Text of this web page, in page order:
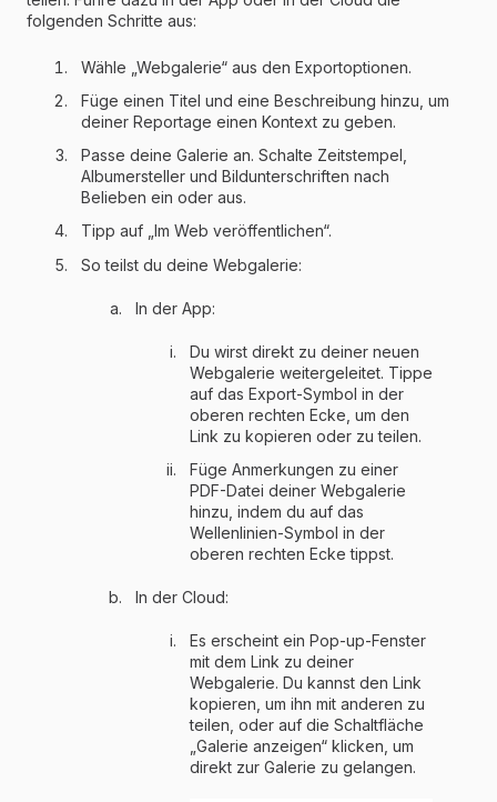
folgenden Schritte aus:
Wähle „Webgalerie“ aus den Exportoptionen.
Füge einen Titel und eine Beschreibung hinzu, um
deiner Reportage einen Kontext zu geben.
Passe deine Galerie an. Schalte Zeitstempel,
Albumersteller und Bildunterschriften nach
Belieben ein oder aus.
Tipp auf „Im Web veröffentlichen“.
So teilst du deine Webgalerie:
In der App:
Du wirst direkt zu deiner neuen
Webgalerie weitergeleitet. Tippe
auf das Export-Symbol in der
oberen rechten Ecke, um den
Link zu kopieren oder zu teilen.
Füge Anmerkungen zu einer
PDF-Datei deiner Webgalerie
hinzu, indem du auf das
Wellenlinien-Symbol in der
oberen rechten Ecke tippst.
In der Cloud:
Es erscheint ein Pop-up-Fenster
mit dem Link zu deiner
Webgalerie. Du kannst den Link
kopieren, um ihn mit anderen zu
teilen, oder auf die Schaltfläche
„Galerie anzeigen“ klicken, um
direkt zur Galerie zu gelangen.